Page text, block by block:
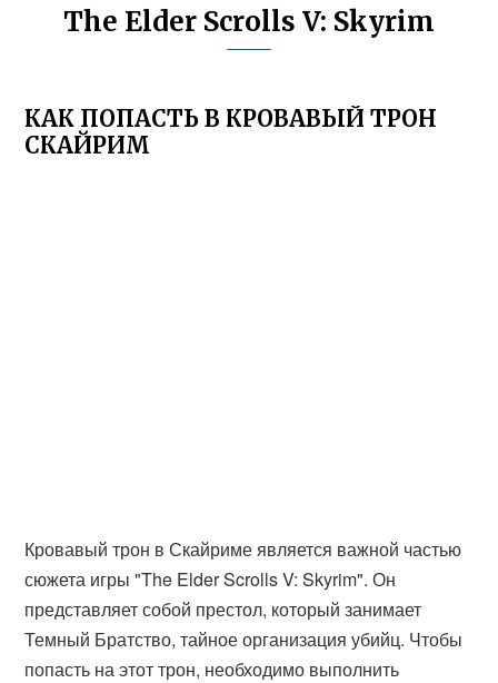
The Elder Scrolls V: Skyrim
КАК ПОПАСТЬ В КРОВАВЫЙ ТРОН
СКАЙРИМ
Кровавый трон в Скайриме является важной частью
сюжета игры "The Elder Scrolls V: Skyrim". Он
представляет собой престол, который занимает
Темный Братство, тайное организация убийц. Чтобы
попасть на этот трон, необходимо выполнить